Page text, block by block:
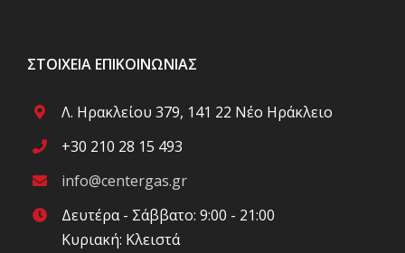
ΣΤΟΙΧΕΊΑ ΕΠΙΚΟΙΝΩΝΊΑΣ
Λ. Ηρακλείου 379, 141 22 Νέο Ηράκλειο
+30 210 28 15 493
info@centergas.gr
Δευτέρα - Σάββατο: 9:00 - 21:00
Κυριακή: Κλειστά